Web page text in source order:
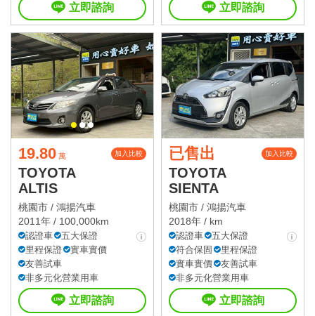
立即諮詢 立即諮詢
19.80 萬 加入比較
TOYOTA
ALTIS
桃園市 / 鴻揚汽車
2011年 / 100,000km
認證車
五大保證
里程保證
實車實價
友善試車
非多元化營業用車
立即諮詢
已售出 加入比較
TOYOTA
SIENTA
桃園市 / 鴻揚汽車
2018年 / km
認證車
五大保證
符合保固
里程保證
實車實價
友善試車
非多元化營業用車
立即諮詢